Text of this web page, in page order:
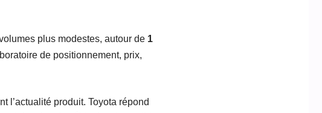
plus modestes, autour de 1
de positionnement, prix,
l’actualité produit. Toyota répond